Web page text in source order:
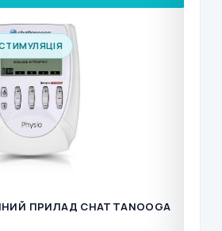
ПРИЛАД CHATTANOOGA